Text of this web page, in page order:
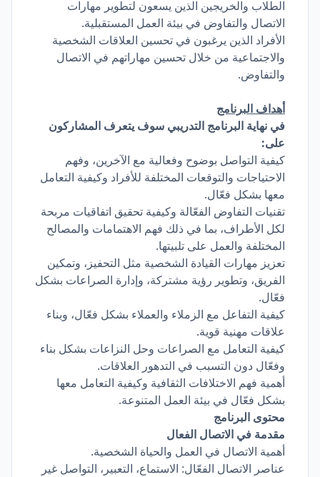
الطلاب والخريجين الذين يسعون لتطوير مهارات
الاتصال والتفاوض في بيئة العمل المستقبلية.
الأفراد الذين يرغبون في تحسين العلاقات الشخصية
والاجتماعية من خلال تحسين مهاراتهم في الاتصال
والتفاوض.
أهداف البرنامج
في نهاية البرنامج التدريبي سوف يتعرف المشاركون
على:
كيفية التواصل بوضوح وفعالية مع الآخرين، وفهم
الاحتياجات والتوقعات المختلفة للأفراد وكيفية التعامل
معها بشكل فعّال.
تقنيات التفاوض الفعّالة وكيفية تحقيق اتفاقيات مربحة
لكل الأطراف، بما في ذلك فهم الاهتمامات والمصالح
المختلفة والعمل على تلبيتها.
تعزيز مهارات القيادة الشخصية مثل التحفيز، وتمكين
الفريق، وتطوير رؤية مشتركة، وإدارة الصراعات بشكل
فعّال.
كيفية التفاعل مع الزملاء والعملاء بشكل فعّال، وبناء
علاقات مهنية قوية.
كيفية التعامل مع الصراعات وحل النزاعات بشكل بناء
وفعّال دون التسبب في التدهور العلاقات.
أهمية فهم الاختلافات الثقافية وكيفية التعامل معها
بشكل فعّال في بيئة العمل المتنوعة.
محتوى البرنامج
مقدمة في الاتصال الفعال
أهمية الاتصال في العمل والحياة الشخصية.
عناصر الاتصال الفعّال: الاستماع، التعبير، التواصل غير